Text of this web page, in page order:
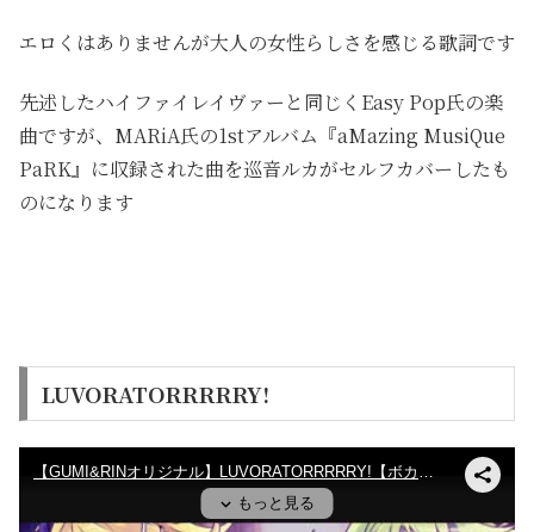
エロくはありませんが大人の女性らしさを感じる歌詞です
先述したハイファイレイヴァーと同じくEasy Pop氏の楽
曲ですが、MARiA氏の1stアルバム『aMazing MusiQue
PaRK』に収録された曲を巡音ルカがセルフカバーしたも
のになります
LUVORATORRRRRY!